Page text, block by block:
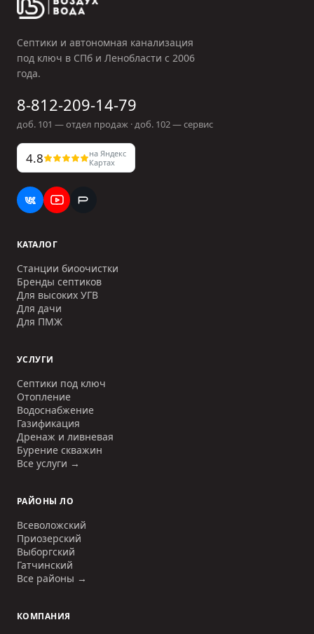
Септики и автономная канализация
под ключ в СПб и Ленобласти с 2006
года.
8-812-209-14-79
доб. 101 — отдел продаж · доб. 102— сервис
4.8
на Яндекс
Картах
КАТАЛОГ
Станции биоочистки
Бренды септиков
Для высоких УГВ
Для дачи
Для ПМЖ
УСЛУГИ
Септики под ключ
Отопление
Водоснабжение
Газификация
Дренаж и ливневая
Бурение скважин
Все услуги →
РАЙОНЫ ЛО
Всеволожский
Приозерский
Выборгский
Гатчинский
Все районы →
КОМПАНИЯ